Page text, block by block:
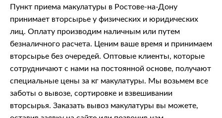
Пункт приема макулатуры в Ростове-на-Дону
принимает вторсырье у физических и юридических
лиц. Оплату производим наличным или путем
безналичного расчета. Ценим ваше время и принимаем
вторсырье без очередей. Оптовые клиенты, которые
сотрудничают с нами на постоянной основе, получают
специальные цены за кг макулатуры. Мы возьмем все
заботы о вывозе, сортировке и взвешивании
вторсырья. Заказать вывоз макулатуры вы можете,